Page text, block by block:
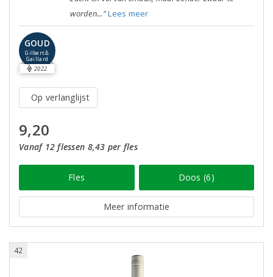
worden..."Lees meer
GOUD
Gilbert &
Gaillard
2022
Op verlanglijst
9,20
Vanaf 12 flessen 8,43 per fles
Fles Doos (6)
Meer informatie
42